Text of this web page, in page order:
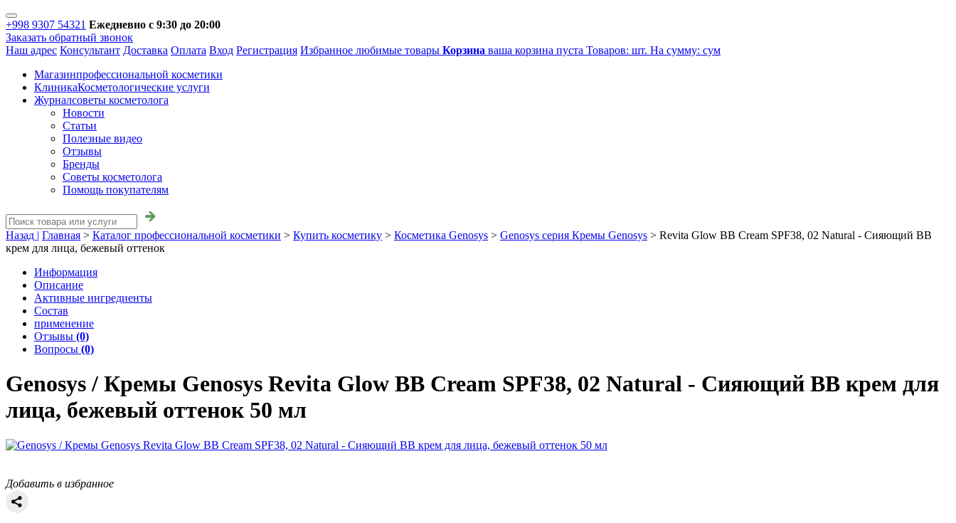
+998 9307 54321 Ежедневно с 9:30 до 20:00
Заказать обратный звонок
Наш адрес Консультант Доставка Оплата Вход Регистрация Избранное любимые товары Корзина ваша корзина пуста Товаров: шт. На сумму: сум
Магазинпрофессиональной косметики
КлиникаКосметологические услуги
Журналсоветы косметолога
Новости
Статьи
Полезные видео
Отзывы
Бренды
Советы косметолога
Помощь покупателям
Назад | Главная > Каталог профессиональной косметики > Купить косметику > Косметика Genosys > Genosys серия Кремы Genosys > Revita Glow BB Cream SPF38, 02 Natural - Сияющий BB
крем для лица, бежевый оттенок
Информация
Описание
Активные ингредиенты
Состав
применение
Отзывы (0)
Вопросы (0)
Genosys / Кремы Genosys Revita Glow BB Cream SPF38, 02 Natural - Сияющий BB крем для
лица, бежевый оттенок 50 мл
Добавить в избранное